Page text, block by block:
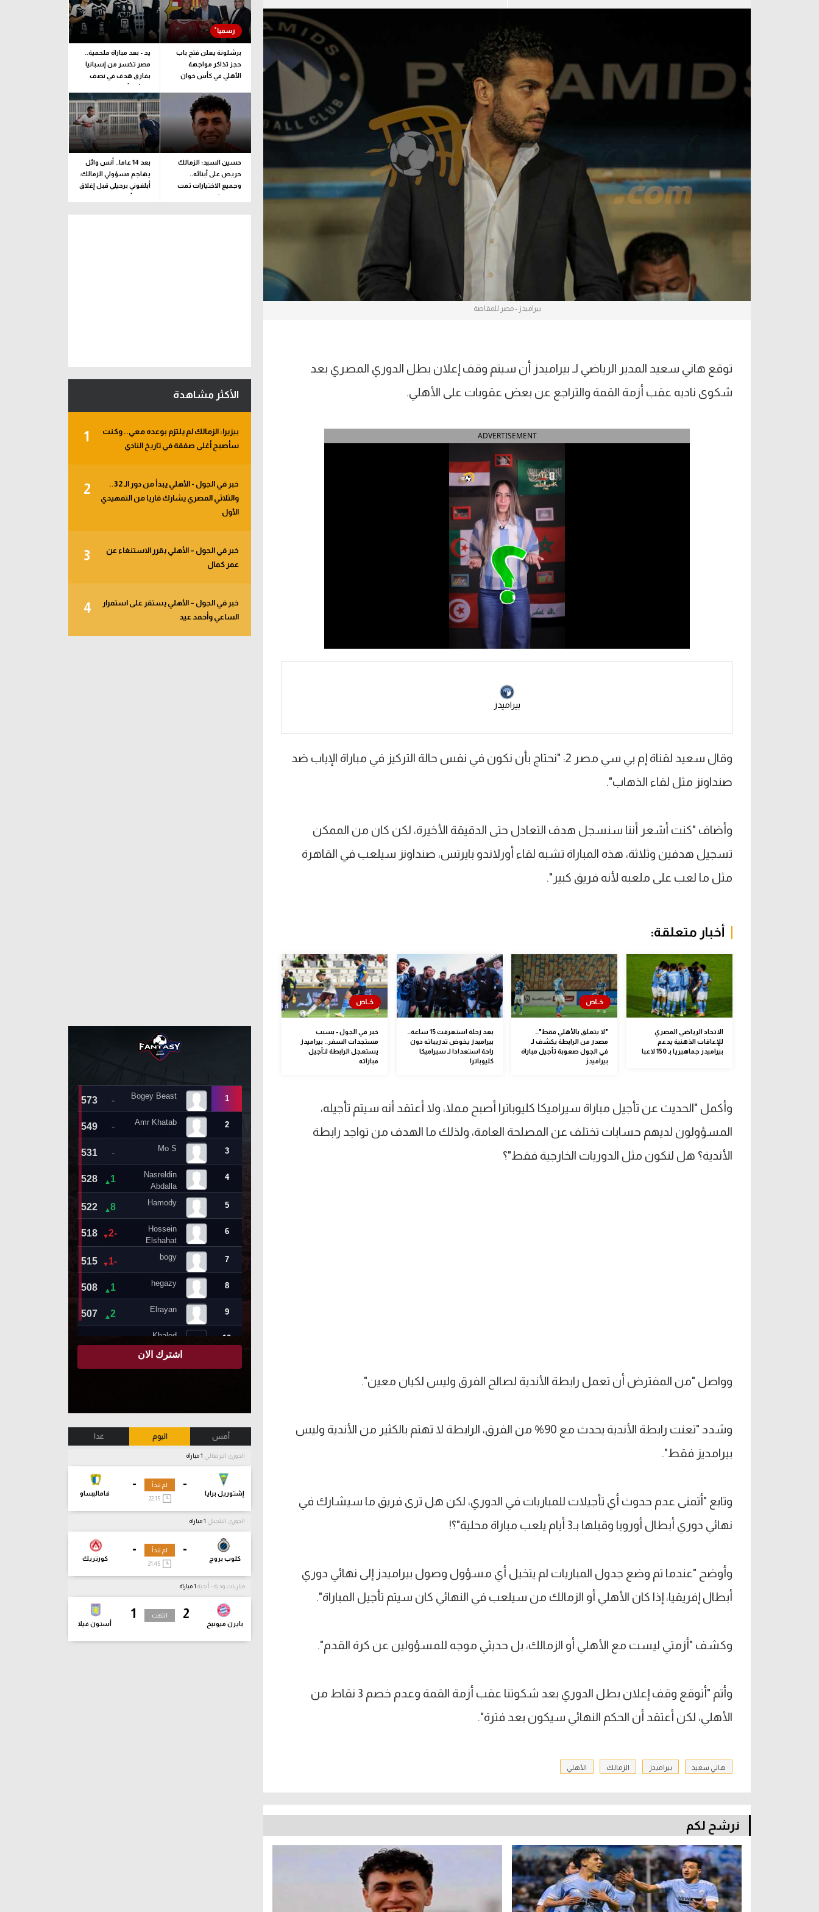
دوري أبطال أوروبا
دوري أبطال إفريقيا
آسيا
أمريكا
ركن الألعاب
بيراميدز - مصر للمقاصة
توقع هاني سعيد المدير الرياضي لـ بيراميدز أن سيتم وقف إعلان بطل الدوري المصري بعد
شكوى ناديه عقب أزمة القمة والتراجع عن بعض عقوبات على الأهلي.
ADVERTISEMENT
بيراميدز
وقال سعيد لقناة إم بي سي مصر 2: "نحتاج بأن نكون في نفس حالة التركيز في مباراة الإياب ضد
صنداونز مثل لقاء الذهاب".
وأضاف "كنت أشعر أننا سنسجل هدف التعادل حتى الدقيقة الأخيرة، لكن كان من الممكن
تسجيل هدفين وثلاثة، هذه المباراة تشبه لقاء أورلاندو بايرتس، صنداونز سيلعب في القاهرة
مثل ما لعب على ملعبه لأنه فريق كبير".
أخبار متعلقة:
الاتحاد الرياضي المصري
للإعاقات الذهنية يدعم
بيراميدز جماهيريا بـ 150 لاعبا
"لا يتعلق بالأهلي فقط"..
مصدر من الرابطة يكشف لـ
في الجول صعوبة تأجيل مباراة
بيراميدز
بعد رحلة استغرقت 15 ساعة..
بيراميدز يخوض تدريباته دون
راحة استعدادا لـ سيراميكا
كليوباترا
خبر في الجول - بسبب
مستجدات السفر.. بيراميدز
يستعجل الرابطة لتأجيل
مباراته
وأكمل "الحديث عن تأجيل مباراة سيراميكا كليوباترا أصبح مملا، ولا أعتقد أنه سيتم تأجيله،
المسؤولون لديهم حسابات تختلف عن المصلحة العامة، ولذلك ما الهدف من تواجد رابطة
الأندية؟ هل لنكون مثل الدوريات الخارجية فقط"؟
وواصل "من المفترض أن تعمل رابطة الأندية لصالح الفرق وليس لكيان معين".
وشدد "تعنت رابطة الأندية يحدث مع 90% من الفرق، الرابطة لا تهتم بالكثير من الأندية وليس
بيرامديز فقط".
وتابع "أتمنى عدم حدوث أي تأجيلات للمباريات في الدوري، لكن هل ترى فريق ما سيشارك في
نهائي دوري أبطال أوروبا وقبلها بـ3 أيام يلعب مباراة محلية"؟!
وأوضح "عندما تم وضع جدول المباريات لم يتخيل أي مسؤول وصول بيراميدز إلى نهائي دوري
أبطال إفريقيا، إذا كان الأهلي أو الزمالك من سيلعب في النهائي كان سيتم تأجيل المباراة".
وكشف "أزمتي ليست مع الأهلي أو الزمالك، بل حديثي موجه للمسؤولين عن كرة القدم".
وأتم "أتوقع وقف إعلان بطل الدوري بعد شكوتنا عقب أزمة القمة وعدم خصم 3 نقاط من
الأهلي، لكن أعتقد أن الحكم النهائي سيكون بعد فترة".
هاني سعيد بيراميدز الزمالك الأهلي
نرشح لكم
برشلونة يعلن فتح باب
حجز تذاكر مواجهة
الأهلي في كأس خوان
يد - بعد مباراة ملحمية..
مصر تخسر من إسبانيا
بفارق هدف في نصف
نهائي كأس العالم
للناشئات
حسين السيد: الزمالك
حريص على أبنائه..
وجميع الاختيارات تمت
وفقا لرؤية فنية بحتة
بعد 14 عاما.. أنس وائل
يهاجم مسؤولي الزمالك:
أبلغوني برحيلي قبل إغلاق
القيد بأيام
الأكثر مشاهدة
1
بيزيرا: الزمالك لم يلتزم بوعده معي.. وكنت
سأصبح أغلى صفقة في تاريخ النادي
2
خبر في الجول - الأهلي يبدأ من دور الـ 32..
والثلاثي المصري يشارك قاريا من التمهيدي
الأول
3
خبر في الجول – الأهلي يقرر الاستنغاء عن
عمر كمال
4
خبر في الجول – الأهلي يستقر على استمرار
الساعي وأحمد عيد
أمس اليوم غدا
الدوري البرتغالي
-
إشتوريل برايا
-
فاماليساو
لم تبدأ
22:15
الدوري البلجيكي
-
كلوب بروج
-
كورتريك
لم تبدأ
مباريات ودية - أندية
2
بايرن ميونيخ
1
أستون فيلا
انتهت